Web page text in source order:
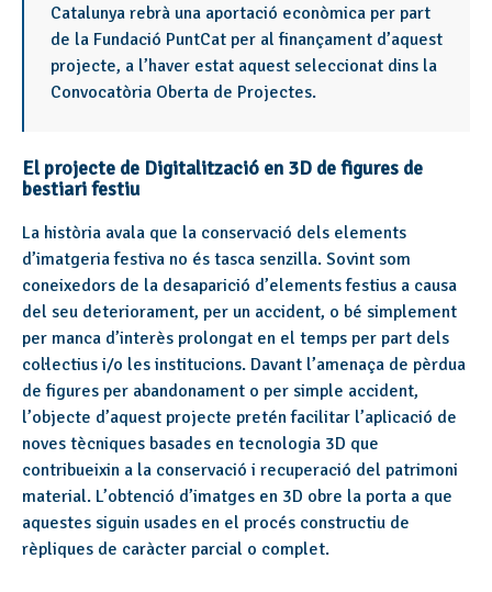
Catalunya rebrà una aportació econòmica per part
de la Fundació PuntCat per al finançament d’aquest
projecte, a l’haver estat aquest seleccionat dins la
Convocatòria Oberta de Projectes.
El projecte de Digitalització en 3D de figures de
bestiari festiu
La història avala que la conservació dels elements
d’imatgeria festiva no és tasca senzilla. Sovint som
coneixedors de la desaparició d’elements festius a causa
del seu deteriorament, per un accident, o bé simplement
per manca d’interès prolongat en el temps per part dels
col·lectius i/o les institucions. Davant l’amenaça de pèrdua
de figures per abandonament o per simple accident,
l’objecte d’aquest projecte pretén facilitar l’aplicació de
noves tècniques basades en tecnologia 3D que
contribueixin a la conservació i recuperació del patrimoni
material. L’obtenció d’imatges en 3D obre la porta a que
aquestes siguin usades en el procés constructiu de
rèpliques de caràcter parcial o complet.